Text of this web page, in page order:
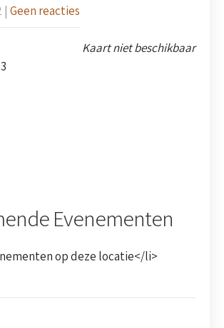
| Geen reacties
Kaart niet beschikbaar
Evenementen
op deze locatie</li>